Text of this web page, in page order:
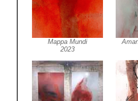
Mappa Mundi
2023